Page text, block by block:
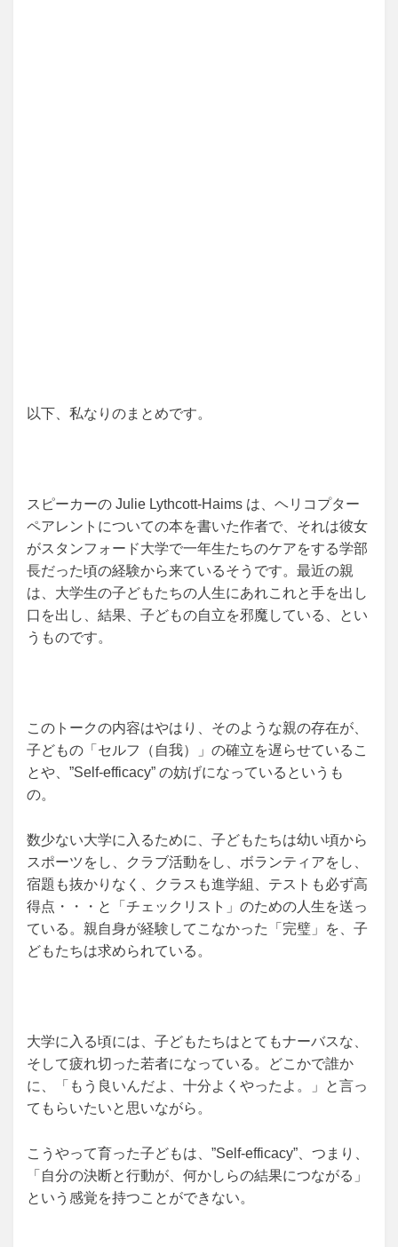
以下、私なりのまとめです。
スピーカーの Julie Lythcott-Haims は、ヘリコプター
ペアレントについての本を書いた作者で、それは彼女
がスタンフォード大学で一年生たちのケアをする学部
長だった頃の経験から来ているそうです。最近の親
は、大学生の子どもたちの人生にあれこれと手を出し
口を出し、結果、子どもの自立を邪魔している、とい
うものです。
このトークの内容はやはり、そのような親の存在が、
子どもの「セルフ（自我）」の確立を遅らせているこ
とや、”Self-efficacy” の妨げになっているというも
の。
数少ない大学に入るために、子どもたちは幼い頃から
スポーツをし、クラブ活動をし、ボランティアをし、
宿題も抜かりなく、クラスも進学組、テストも必ず高
得点・・・と「チェックリスト」のための人生を送っ
ている。親自身が経験してこなかった「完璧」を、子
どもたちは求められている。
大学に入る頃には、子どもたちはとてもナーバスな、
そして疲れ切った若者になっている。どこかで誰か
に、「もう良いんだよ、十分よくやったよ。」と言っ
てもらいたいと思いながら。
こうやって育った子どもは、”Self-efficacy”、つまり、
「自分の決断と行動が、何かしらの結果につながる」
という感覚を持つことができない。